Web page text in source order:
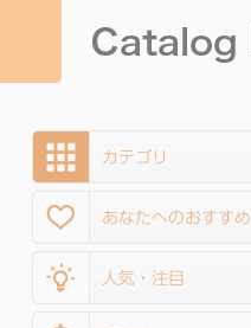
カテゴリ
あなたへのおすすめ
人気・注目